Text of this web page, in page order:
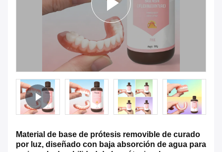
Material de base de prótesis removible de curado
por luz, diseñado con baja absorción de agua para